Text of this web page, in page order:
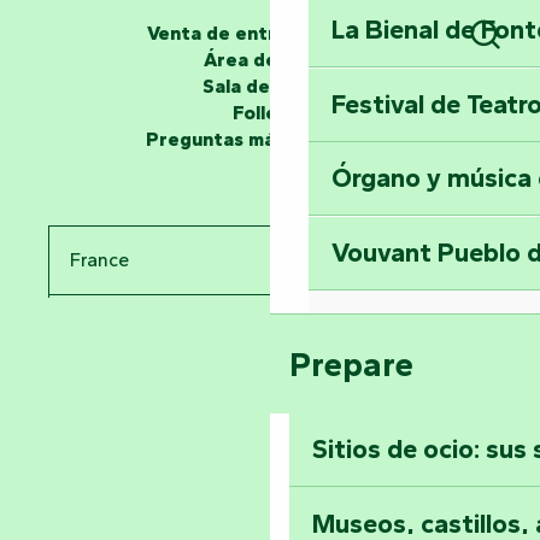
Los narradores
Desvela los
Viaje en el
Suba a lo alto de
La Bienal de
Festival de
Órgano y
Vouvant Pueblo
Toda la agenda
Prepare
Sitios de ocio: sus
Museos, castillos,
Venta de entradas en línea
Área de grupo
Sala de prensa
Folletos
Preguntas más frecuentes
France